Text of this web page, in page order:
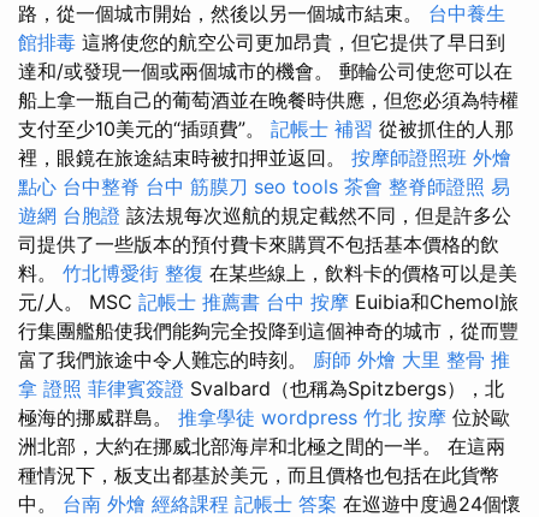
路，從一個城市開始，然後以另一個城市結束。 台中養生
館排毒 這將使您的航空公司更加昂貴，但它提供了早日到
達和/或發現一個或兩個城市的機會。 郵輪公司使您可以在
船上拿一瓶自己的葡萄酒並在晚餐時供應，但您必須為特權
支付至少10美元的“插頭費”。 記帳士 補習 從被抓住的人那
裡，眼鏡在旅途結束時被扣押並返回。 按摩師證照班 外燴
點心 台中整脊 台中 筋膜刀 seo tools 茶會 整脊師證照 易
遊網 台胞證 該法規每次巡航的規定截然不同，但是許多公
司提供了一些版本的預付費卡來購買不包括基本價格的飲
料。 竹北博愛街 整復 在某些線上，飲料卡的價格可以是美
元/人。 MSC 記帳士 推薦書 台中 按摩 Euibia和Chemol旅
行集團艦船使我們能夠完全投降到這個神奇的城市，從而豐
富了我們旅途中令人難忘的時刻。 廚師 外燴 大里 整骨 推
拿 證照 菲律賓簽證 Svalbard（也稱為Spitzbergs），北
極海的挪威群島。 推拿學徒 wordpress 竹北 按摩 位於歐
洲北部，大約在挪威北部海岸和北極之間的一半。 在這兩
種情況下，板支出都基於美元，而且價格也包括在此貨幣
中。 台南 外燴 經絡課程 記帳士 答案 在巡遊中度過24個懷